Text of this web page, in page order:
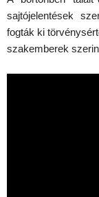
sajtójelentések
fogták ki
szakemberek